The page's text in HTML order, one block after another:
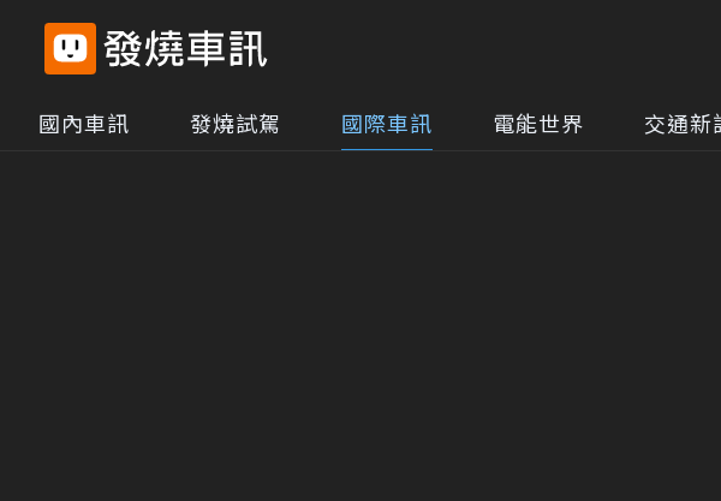
國內車訊 發燒試駕 國際車訊 電能世界 交通新